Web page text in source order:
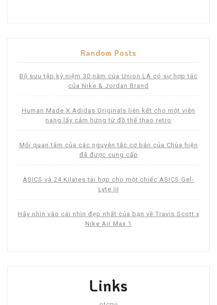
Random Posts
Bộ sưu tập kỷ niệm 30 năm của Union LA có sự hợp tác
của Nike & Jordan Brand
Human Made X Adidas Originals liên kết cho một viên
nang lấy cảm hứng từ đồ thể thao retro
Mối quan tâm của các nguyên tắc cơ bản của Chúa hiện
đã được cung cấp
ASICS và 24 Kilates tái hợp cho một chiếc ASICS Gel-
Lyte III
Hãy nhìn vào cái nhìn đẹp nhất của bạn về Travis Scott x
Nike Air Max 1
Links